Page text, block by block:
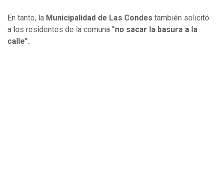
En tanto, la Municipalidad de Las Condes también solicitó
a los residentes de la comuna "no sacar la basura a la
calle".